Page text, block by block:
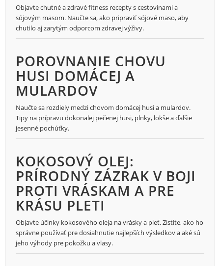
Objavte chutné a zdravé fitness recepty s cestovinami a
sójovým mäsom. Naučte sa, ako pripraviť sójové mäso, aby
chutilo aj zarytým odporcom zdravej výživy.
POROVNANIE CHOVU
HUSI DOMÁCEJ A
MULARDOV
Naučte sa rozdiely medzi chovom domácej husi a mulardov.
Tipy na prípravu dokonalej pečenej husi, plnky, lokše a ďalšie
jesenné pochúťky.
KOKOSOVÝ OLEJ:
PRÍRODNÝ ZÁZRAK V BOJI
PROTI VRÁSKAM A PRE
KRÁSU PLETI
Objavte účinky kokosového oleja na vrásky a pleť. Zistite, ako ho
správne používať pre dosiahnutie najlepších výsledkov a aké sú
jeho výhody pre pokožku a vlasy.